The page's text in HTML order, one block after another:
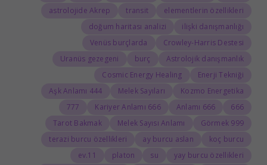
elementlerin özellikleri
transit
astrolojide Akrep
ilişki danışmanlığı
doğum haritası analizi
Crowley-Harris Destesi
Venüs burçlarda
Astrolojik danışmanlık
burç
Uranüs gezegeni
Enerji Tekniği
Cosmic Energy Healing
Kozmo Energetika
Melek Sayıları
444 Aşk Anlamı
666
666 Anlamı
666 Kariyer Anlamı
777
999 Görmek
Melek Sayısı Anlamı
Tarot Bakmak
koç burcu
ay burcu aslan
terazi burcu özellikleri
yay burcu özellikleri
su
platon
11.ev